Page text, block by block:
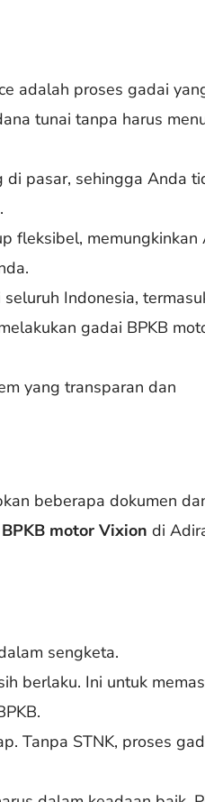
adalah proses gadai
tunai tanpa harus
di pasar, sehingga Anda
fleksibel, memungkinkan
Indonesia,
gadai BPKB
yang transparan dan
beberapa dokumen
motor Vixion di
sengketa.
berlaku. Ini untuk
Tanpa STNK, proses